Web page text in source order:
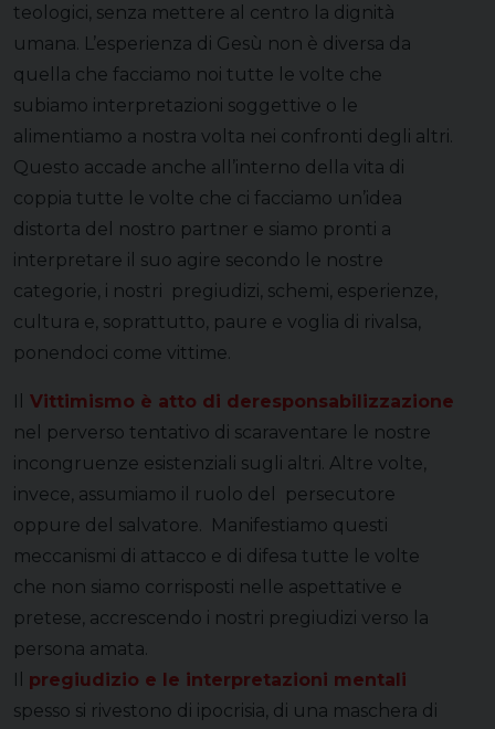
teologici, senza mettere al centro la dignità
umana. L’esperienza di Gesù non è diversa da
quella che facciamo noi tutte le volte che
subiamo interpretazioni soggettive o le
alimentiamo a nostra volta nei confronti degli altri.
Questo accade anche all’interno della vita di
coppia tutte le volte che ci facciamo un’idea
distorta del nostro partner e siamo pronti a
interpretare il suo agire secondo le nostre
categorie, i nostri pregiudizi, schemi, esperienze,
cultura e, soprattutto, paure e voglia di rivalsa,
ponendoci come vittime.
Il
Vittimismo è atto di deresponsabilizzazione
nel perverso tentativo di scaraventare le nostre
incongruenze esistenziali sugli altri. Altre volte,
invece, assumiamo il ruolo del persecutore
oppure del salvatore. Manifestiamo questi
meccanismi di attacco e di difesa tutte le volte
che non siamo corrisposti nelle aspettative e
pretese, accrescendo i nostri pregiudizi verso la
persona amata.
Il pregiudizio e le interpretazioni mentali
spesso si rivestono di ipocrisia, di una maschera di